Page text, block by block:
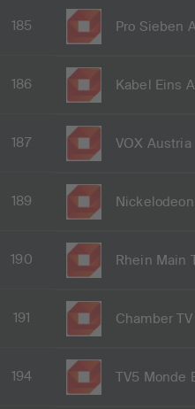
185 Pro Sieben
186 Kabel Eins
187 VOX Austria
189
190 Rhein Main
191 Chamber TV
194 TV5 Monde